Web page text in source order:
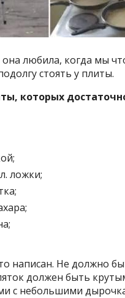
любила, когда мы
стоять у плиты.
которых
ложки;
написан. Не должно
должен быть
с небольшими